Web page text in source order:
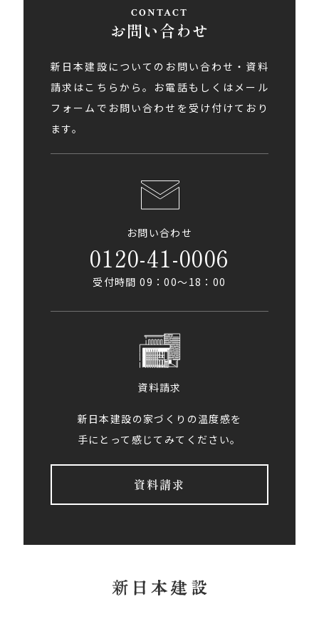
お問い合わせ
新日本建設についてのお問い合わせ・資料
請求はこちらから。お電話もしくはメール
フォームでお問い合わせを受け付けており
ます。
お問い合わせ
0120-41-0006
受付時間 09：00〜18：00
資料請求
新日本建設の家づくりの温度感を
手にとって感じてみてください。
資料請求